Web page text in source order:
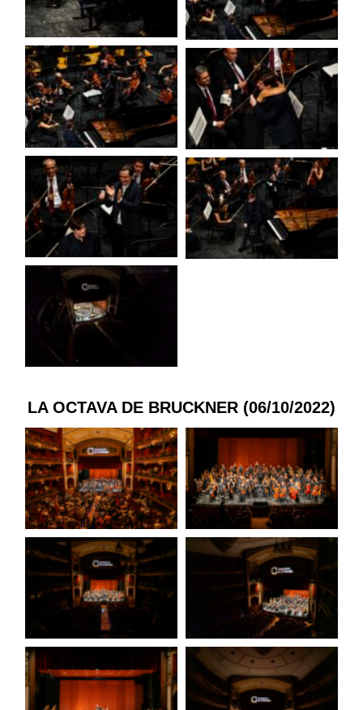
LA OCTAVA DE BRUCKNER (06/10/2022)